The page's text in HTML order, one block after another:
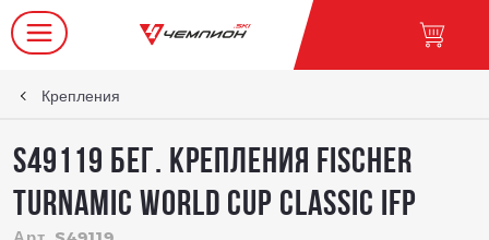
Крепления
S49119 Бег. крепления FISCHER
TURNAMIC WORLD CUP CLASSIC IFP